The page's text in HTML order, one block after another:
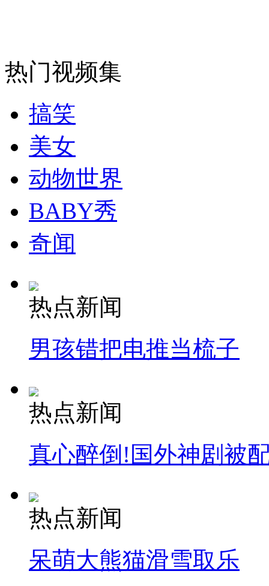
走！跟着总书记去植树
消防员救轻生者 花炮节热闹非凡
司机酒驾遇交警 急速倒车逃窜
热门视频集
搞笑
美女
动物世界
BABY秀
奇闻
热点新闻
男孩错把电推当梳子
热点新闻
真心醉倒!国外神剧被
热点新闻
呆萌大熊猫滑雪取乐